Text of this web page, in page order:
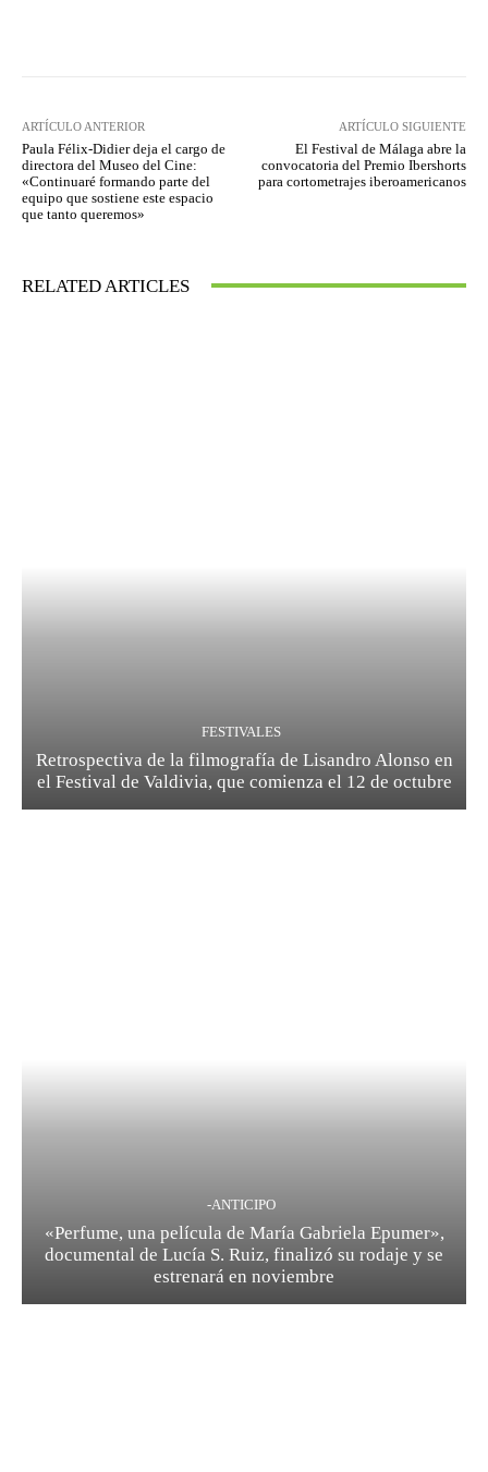
ARTÍCULO ANTERIOR
Paula Félix-Didier deja el cargo de
directora del Museo del Cine:
«Continuaré formando parte del
equipo que sostiene este espacio
que tanto queremos»
ARTÍCULO SIGUIENTE
El Festival de Málaga abre la
convocatoria del Premio Ibershorts
para cortometrajes iberoamericanos
RELATED ARTICLES
FESTIVALES
Retrospectiva de la filmografía de Lisandro Alonso en
el Festival de Valdivia, que comienza el 12 de octubre
-ANTICIPO
«Perfume, una película de María Gabriela Epumer»,
documental de Lucía S. Ruiz, finalizó su rodaje y se
estrenará en noviembre